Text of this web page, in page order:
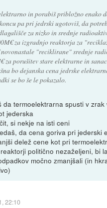
in porabiš pribložno enako
pa pri jedrski ugotoviš, da
za nizko in srednje
za izgradnjo reaktorja za
"reciklirane" srednje
za porušitev stare elektrarne in
bo dejanska cena jedrske
se bo še le pokazalo.
da termoelektrarna spusti v zrak
jederska
si nekje na isti ceni
da cena goriva pri jederski
delež cene kot pri
politično nezaželjeni, bi
močno zmanjšali (in
22:10